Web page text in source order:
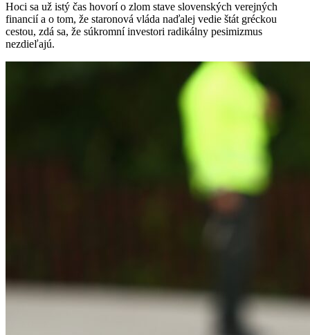
Hoci sa už istý čas hovorí o zlom stave slovenských verejných
financií a o tom, že staronová vláda naďalej vedie štát gréckou
cestou, zdá sa, že súkromní investori radikálny pesimizmus
nezdieľajú.